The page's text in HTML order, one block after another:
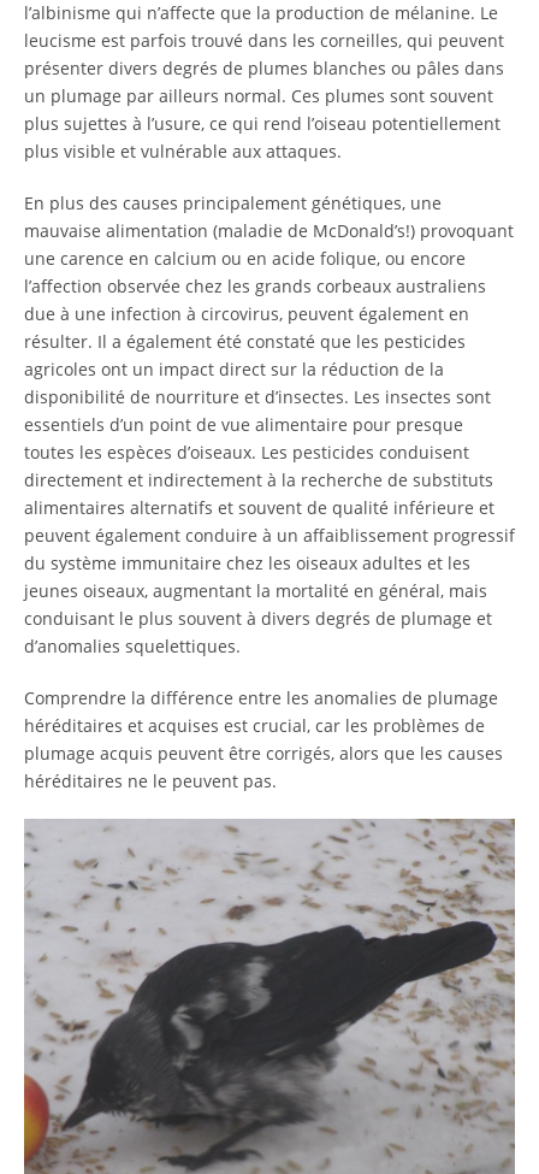
l’albinisme qui n’affecte que la production de mélanine. Le
leucisme est parfois trouvé dans les corneilles, qui peuvent
présenter divers degrés de plumes blanches ou pâles dans
un plumage par ailleurs normal. Ces plumes sont souvent
plus sujettes à l’usure, ce qui rend l’oiseau potentiellement
plus visible et vulnérable aux attaques.
En plus des causes principalement génétiques, une
mauvaise alimentation (maladie de McDonald’s!) provoquant
une carence en calcium ou en acide folique, ou encore
l’affection observée chez les grands corbeaux australiens
due à une infection à circovirus, peuvent également en
résulter. Il a également été constaté que les pesticides
agricoles ont un impact direct sur la réduction de la
disponibilité de nourriture et d’insectes. Les insectes sont
essentiels d’un point de vue alimentaire pour presque
toutes les espèces d’oiseaux. Les pesticides conduisent
directement et indirectement à la recherche de substituts
alimentaires alternatifs et souvent de qualité inférieure et
peuvent également conduire à un affaiblissement progressif
du système immunitaire chez les oiseaux adultes et les
jeunes oiseaux, augmentant la mortalité en général, mais
conduisant le plus souvent à divers degrés de plumage et
d’anomalies squelettiques.
Comprendre la différence entre les anomalies de plumage
héréditaires et acquises est crucial, car les problèmes de
plumage acquis peuvent être corrigés, alors que les causes
héréditaires ne le peuvent pas.